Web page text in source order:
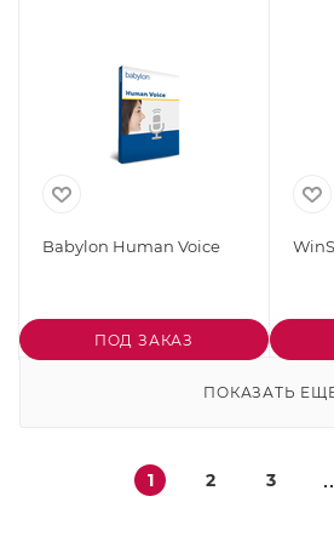
Babylon Human Voice
ПОД ЗАКАЗ
ПОКАЗАТЬ
1 2 3